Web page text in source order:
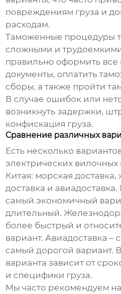
повреждениям груза и
расходам.
Таможенные процедуры
сложными и
правильно оформить
документы, оплатить
сборы, а также пройти
В случае ошибок или
возникнуть задержки,
конфискация груза.
Сравнение различных
Есть несколько
электрических вилочных
Китая: морская
доставка и
самый экономичный
длительный.
более быстрый и
вариант. Авиадоставка –
самый дорогой вариант.
варианта зависит от
и специфики груза.
Мы часто рекомендуем